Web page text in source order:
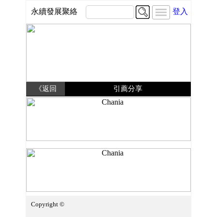
永續發展聚絡 登入
《返回 引薦分享
Copyright ©